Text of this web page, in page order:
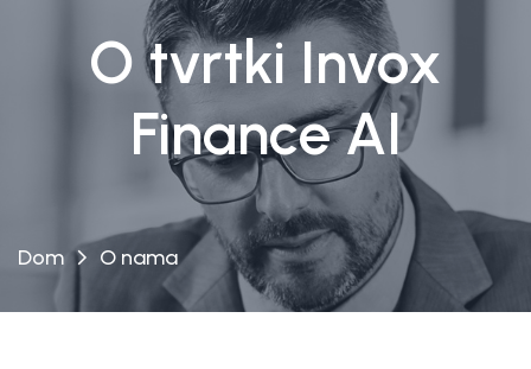
O tvrtki Invox
Finance AI
Dom O nama